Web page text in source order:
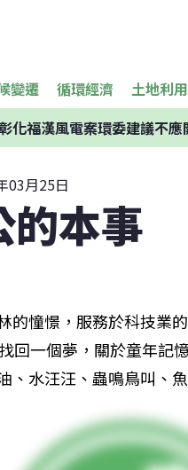
變遷 循環經濟 土地利用
化福漢風電案環委建議不應
03月25日
的本事
的憧憬，服務於科技業
回一個夢，關於童年記
、水汪汪、蟲鳴鳥叫、魚